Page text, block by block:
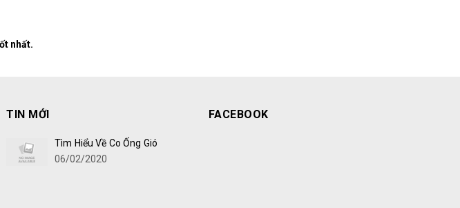
nhất.
TIN MỚI
Tìm Hiểu Về Co Ống Gió
06/02/2020
FACEBOOK